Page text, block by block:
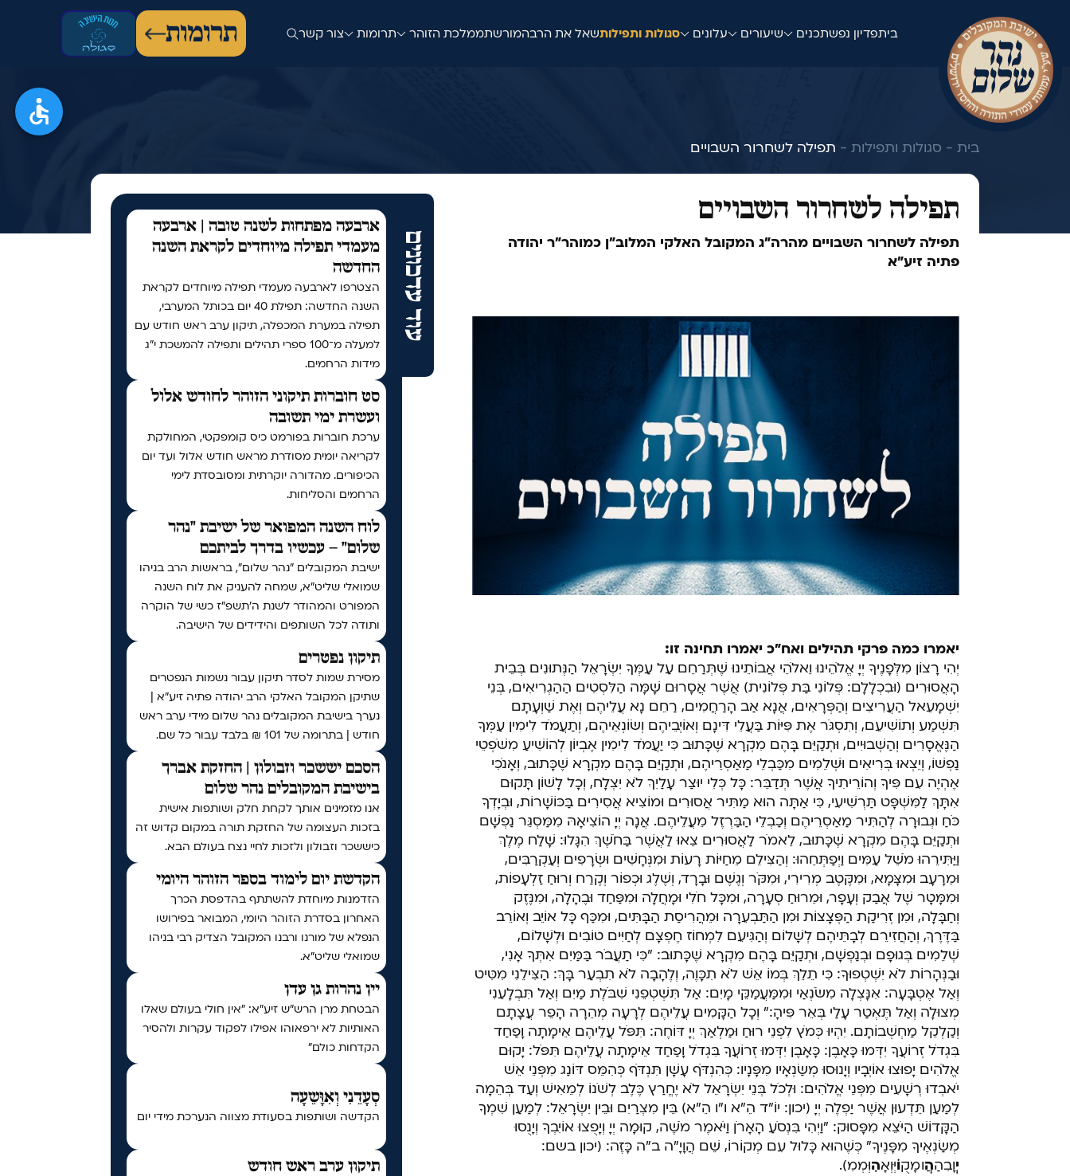
תרומות צור קשר תרומות ממלכת הזוהרהמורשתשאל את הרבסגולות ותפילות עלונים שיעורים תכניםפדיון נפשבית
בית - סגולות ותפילות - תפילה לשחרור השבויים
עוד עדכונים
ארבעה מפתחות לשנה טובה | ארבעה
מעמדי תפילה מיוחדים לקראת השנה
החדשה
הצטרפו לארבעה מעמדי תפילה מיוחדים לקראת
השנה החדשה: תפילת 40 יום בכותל המערבי,
תפילה במערת המכפלה, תיקון ערב ראש חודש עם
למעלה מ־100 ספרי תהילים ותפילה להמשכת י"ג
מידות הרחמים.
סט חוברות תיקוני הזוהר לחודש אלול
ועשרת ימי תשובה
ערכת חוברות בפורמט כיס קומפקטי, המחולקת
לקריאה יומית מסודרת מראש חודש אלול ועד יום
הכיפורים. מהדורה יוקרתית ומסובסדת לימי
הרחמים והסליחות.
לוח השנה המפואר של ישיבת "נהר
שלום" – עכשיו בדרך לביתכם
ישיבת המקובלים "נהר שלום", בראשות הרב בניהו
שמואלי שליט"א, שמחה להעניק את לוח השנה
המפורט והמהודר לשנת ה'תשפ"ז כשי של הוקרה
ותודה לכל השותפים והידידים של הישיבה.
תיקון נפטרים
מסירת שמות לסדר תיקון עבור נשמות הנפטרים
שתיקן המקובל האלקי הרב יהודה פתיה זיע"א |
נערך בישיבת המקובלים נהר שלום מידי ערב ראש
חודש | בתרומה של 101 ₪ בלבד עבור כל שם.
הסכם יששכר וזבולון | החזקת אברך
בישיבת המקובלים נהר שלום
אנו מזמינים אותך לקחת חלק ושותפות אישית
בזכות העצומה של החזקת תורה במקום קדוש זה
כיששכר וזבולון ולזכות לחיי נצח בעולם הבא.
הקדשת יום לימוד בספר הזוהר היומי
הזדמנות מיוחדת להשתתף בהדפסת הכרך
האחרון בסדרת הזוהר היומי, המבואר בפירושו
הנפלא של מורנו ורבנו המקובל הצדיק רבי בניהו
שמואלי שליט״א.
יין נהרות גן עדן
הבטחת מרן הרש"ש זיע"א: "אין חולי בעולם שאלו
האותיות לא ירפאוהו אפילו לפקוד עקרות ולהסיר
הקדחות כולם"
סְעָדֵנִי וְאִוָּשֵעָה
הקדשה ושותפות בסעודת מצווה הנערכת מידי יום
תיקון ערב ראש חודש
תפילה לשחרור השבויים
תפילה לשחרור השבויים מהרה"ג המקובל האלקי המלוב"ן כמוהר"ר יהודה
פתיה זיע"א
יאמרו כמה פרקי תהילים ואח"כ יאמרו תחינה זו:
יְהִי רָצוֹן מִלְּפָנֶיךָ יְיָ אֱלֹהֵינוּ וֵאלֹהֵי אֲבוֹתֵינוּ שֶׁתְּרַחֵם עַל עַמְּךָ יִשְׂרָאֵל הַנְּתוּנִים בְּבֵית
הָאֲסוּרִים (וּבִכְלָלָם: פְּלוֹנִי בַּת פְּלוֹנִית) אֲשֶׁר אֲסָרוּם שָׁמָּה הַלִּסְטִים הַהַגְרִיאִים, בְּנֵי
יִשְׁמָעֵאל הַעֲרִיצִים וְהַפְּרָאִים, אֲנָא אַב הָרַחֲמִים, רַחֵם נָא עֲלֵיהֶם וְאֶת שַׁוְעָתָם
תִּשְׁמַע וְתוֹשִׁיעֵם, וְתִסְגֹּר אֶת פִּיּוֹת בַּעֲלֵי דִּינָם וְאוֹיְבֵיהֶם וְשׂוֹנְאֵיהֶם, וְתַעֲמֹד לִימִין עַמְּךָ
הַנֶּאֱסָרִים וְהַשְּׁבוּיִים, וּתְקַיֵּם בָּהֶם מִקְרָא שֶׁכָּתוּב כִּי יַעֲמֹד לִימִין אֶבְיוֹן לְהוֹשִׁיעַ מִשֹּׁפְטֵי
נַפְשׁוֹ, וְיֵצְאוּ בְּרִיאִים וּשְׁלֵמִים מִכַּבְלֵי מַאַסְרֵיהֶם, וּתְקַיֵּם בָּהֶם מִקְרָא שֶׁכָּתוּב, וְאָנֹכִי
אֶהְיֶה עִם פִּיךָ וְהוֹרֵיתִיךָ אֲשֶׁר תְּדַבֵּר: כָּל כְּלִי יוּצַר עָלַיִךְ לֹא יִצְלָח, וְכָל לָשׁוֹן תָּקוּם
אִתָּךְ לַמִּשְׁפָּט תַּרְשִׁיעִי, כִּי אַתָּה הוּא מַתִּיר אֲסוּרִים וּמוֹצִיא אֲסִירִים בַּכּוֹשָׁרוֹת, וּבְיָדְךָ
כֹּחַ וּגְבוּרָה לְהַתִּיר מַאַסְרֵיהֶם וְכַבְלֵי הַבַּרְזֶל מֵעֲלֵיהֶם. אֲנָה יְיָ הוֹצִיאָהּ מִמַּסְגֵּר נַפְשָׁם
וּתְקַיֵּם בָּהֶם מִקְרָא שֶׁכָּתוּב, לֵאמֹר לַאֲסוּרִים צֵאוּ לַאֲשֶׁר בַּחֹשֶׁךְ הִגָּלוּ: שָׁלַח מֶלֶךְ
וַיַּתִּירֵהוּ מֹשֵׁל עַמִּים וַיְפַתְּחֵהוּ: וְהַצִּילֵם מֵחַיּוֹת רָעוֹת וּמִנְּחָשִׁים וּשְׂרָפִים וְעַקְרַבִּים,
וּמֵרָעָב וּמִצָּמָא, וּמִקֶּטֶב מְרִירִי, וּמִקֹּר וְגֶשֶׁם וּבָרָד, וְשֶׁלֶג וּכְפוֹר וְקֶרַח וְרוּחַ זַלְעָפוֹת,
וּמִמָּטָר שֶׁל אֲבַק וְעָפָר, וּמֵרוּחַ סְעָרָה, וּמִכָּל חֹלִי וּמָחֲלָה וּמִפַּחַד וּבֶהָלָה, וּמִנֶּזֶק
וְחַבָּלָה, וּמִן זְרִיקַת הַפְּצָצוֹת וּמִן הַתַּבְעֵרָה וּמֵהֲרִיסַת הַבָּתִּים, וּמִכַּף כָּל אוֹיֵב וְאוֹרֵב
בַּדֶּרֶךְ, וְהַחֲזִירֵם לְבָתֵּיהֶם לְשָׁלוֹם וְהַגִּיעֵם לִמְחוֹז חֶפְצָם לְחַיִּים טוֹבִים וּלְשָׁלוֹם,
שְׁלֵמִים בְּגוּפָם וּבְנַפְשָׁם, וּתְקַיֵּם בָּהֶם מִקְרָא שֶׁכָּתוּב: "כִּי תַעֲבֹר בַּמַּיִם אִתְּךָ אָנִי,
וּבַנְּהָרוֹת לֹא יִשְׁטְפוּךָ: כִּי תֵלֵךְ בְּמוֹ אֵשׁ לֹא תִכָּוֶה, וְלֶהָבָה לֹא תִבְעַר בָּךְ: הַצִּילֵנִי מִטִּיט
וְאַל אֶטְבָּעָה: אִנָּצְלָה מִשֹּׂנְאַי וּמִמַּעֲמַקֵּי מָיִם: אַל תִּשְׁטְפֵנִי שִׁבֹּלֶת מַיִם וְאַל תִּבְלָעֵנִי
מְצוּלָה וְאַל תֶּאְטַר עָלַי בְּאֵר פִּיהָ:" וְכָל הַקָּמִים עֲלֵיהֶם לְרָעָה מְהֵרָה הָפֵר עֲצָתָם
וְקַלְקֵל מַחְשְׁבוֹתָם. יִהְיוּ כְּמֹץ לִפְנֵי רוּחַ וּמַלְאַךְ יְיָ דּוֹחֶה: תִּפֹּל עֲלֵיהֶם אֵימָתָה וָפַחַד
בִּגְדֹל זְרוֹעֲךָ יִדְּמוּ כָּאָבֶן: כָּאָבֶן יִדְּמוּ זְרוֹעֲךָ בִּגְדֹל וָפַחַד אֵימָתָה עֲלֵיהֶם תִּפֹּל: יָקוּם
אֱלֹהִים יָפוּצוּ אוֹיְבָיו וְיָנוּסוּ מְשַׂנְאָיו מִפָּנָיו: כְּהִנְדֹּף עָשָׁן תִּנְדֹּף כְּהִמֵּס דּוֹנַג מִפְּנֵי אֵשׁ
יֹאבְדוּ רְשָׁעִים מִפְּנֵי אֱלֹהִים: וּלְכֹל בְּנֵי יִשְׂרָאֵל לֹא יֶחֱרַץ כֶּלֶב לְשֹׁנוֹ לְמֵאִישׁ וְעַד בְּהֵמָה
לְמַעַן תֵּדְעוּן אֲשֶׁר יַפְלֶה יְיָ (יכון: יוֹ"ד הֵ"א ו"ו הֵ"א) בֵּין מִצְרַיִם וּבֵין יִשְׂרָאֵל: לְמַעַן שִׁמְךָ
הַקָּדוֹשׁ הַיֹּצֵא מִפָּסוּק: "וַיְהִי בִּנְסֹעַ הָאָרֹן וַיֹּאמֶר מֹשֶׁה, קוּמָה יְיָ וְיָפֻצוּ אוֹיִבְךָ וְיָנֻסוּ
מְשַׂנְאֶיךָ מִפָּנֶיךָ" כְּשֶׁהוּא כָּלוּל עִם מְקוֹרוֹ, שֵׁם הֲוָיָ"ה ב"ה כָּזֶה: (יכון בשם:
יְוָבִהַהֲו מָקֻוֹיְּוְאָהִוְּמְמִ).